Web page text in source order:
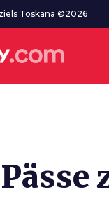
Toskana ©2026